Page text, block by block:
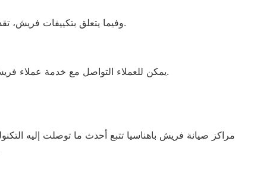
وفيما يتعلق بتكييفات فريش، تقدم شركة فريش اليابانية أجهزة متطورة ومتميزة وتحافظ على مكانتها الأولى في السوق منذ تأسيسها عام 1912.
يمكن للعملاء التواصل مع خدمة عملاء فريش اهناسيا للحصول على دعم كامل وصيانة فعالة لجميع أجهزة فريش الكهربائية بالاعتماد على قطع الغيار الأصلية المتوفرة.
مراكز صيانة فريش باهناسيا تتبع أحدث ما توصلت إليه